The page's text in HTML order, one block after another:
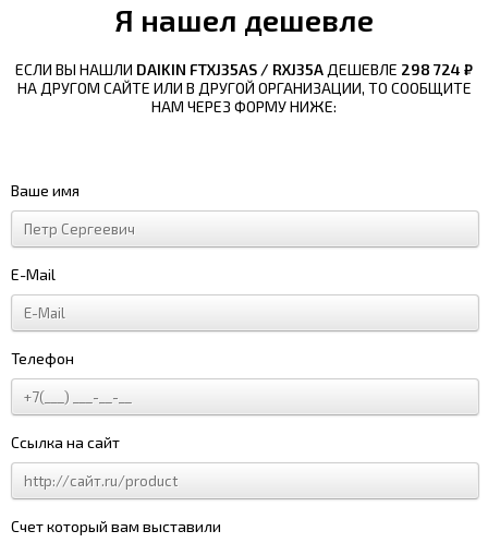
Я нашел дешевле
ЕСЛИ ВЫ НАШЛИ DAIKIN FTXJ35AS / RXJ35AДЕШЕВЛЕ 298 724 ₽
НА ДРУГОМ САЙТЕ ИЛИ В ДРУГОЙ ОРГАНИЗАЦИИ, ТО СООБЩИТЕ
НАМ ЧЕРЕЗ ФОРМУ НИЖЕ:
Ваше имя
E-Mail
Телефон
Ссылка на сайт
Счет который вам выставили